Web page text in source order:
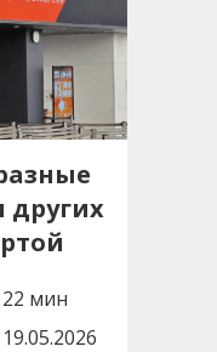
других
22 мин
19.05.2026